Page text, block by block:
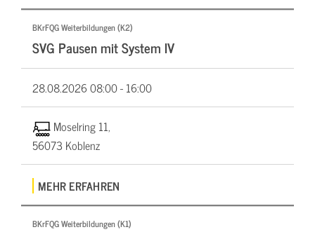
BKrFQG Weiterbildungen (K2)
SVG Pausen mit System IV
28.08.202608:00 - 16:00
Moselring 11,
56073 Koblenz
MEHR ERFAHREN
BKrFQG Weiterbildungen (K1)